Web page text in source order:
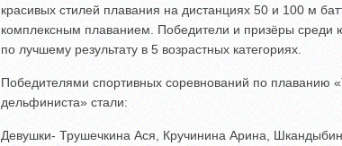
красивых стилей плавания на дистанциях 50 и 100 м
комплексным плаванием. Победители и призёры среди
по лучшему результату в 5 возрастных категориях.
Победителями спортивных соревнований по плаванию
дельфиниста» стали:
Девушки- Трушечкина Ася, Кручинина Арина,